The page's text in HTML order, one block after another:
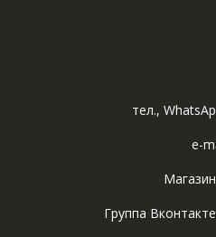
тел.,
e-
Группа